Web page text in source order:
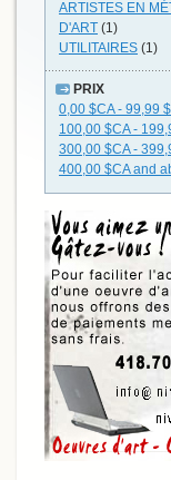
ARTISTES EN
D'ART (1)
UTILITAIRES (1)
PRIX
0,00 $CA- 99,99
100,00 $CA-
300,00 $CA-
400,00 $CAand